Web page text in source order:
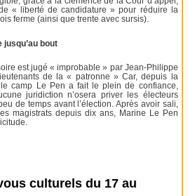
« liberté de candidature » pour réduire la
ferme (ainsi que trente avec sursis).
jusqu’au bout
est jugé « improbable » par Jean-Philippe
de la « patronne » Car, depuis la
camp Le Pen a fait le plein de confiance,
juridiction n’osera priver les électeurs
de temps avant l’élection. Après avoir sali,
magistrats depuis dix ans, Marine Le Pen
culturels du 17 au